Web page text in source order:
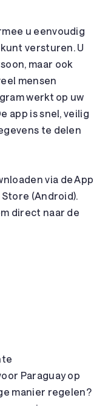
u eenvoudig
versturen. U
maar ook
mensen
werkt op uw
app is snel, veilig
te delen
via de App
(Android).
direct naar de
Paraguay op
manier regelen?